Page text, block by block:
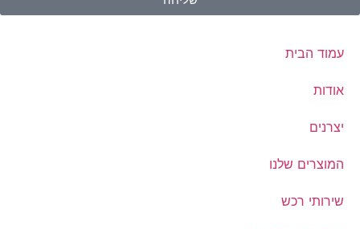
עמוד הבית
אודות
יצרנים
המוצרים שלנו
שירותי רכש